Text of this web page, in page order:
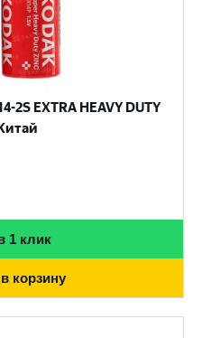
2S EXTRA HEAVY DUTY
1 клик
корзину